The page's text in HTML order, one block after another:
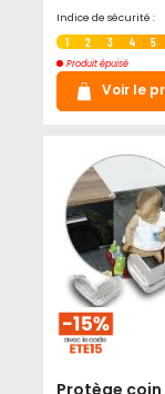
Indice de sécurité :
1 2 3 4 5
Produit épuisé
Voir le